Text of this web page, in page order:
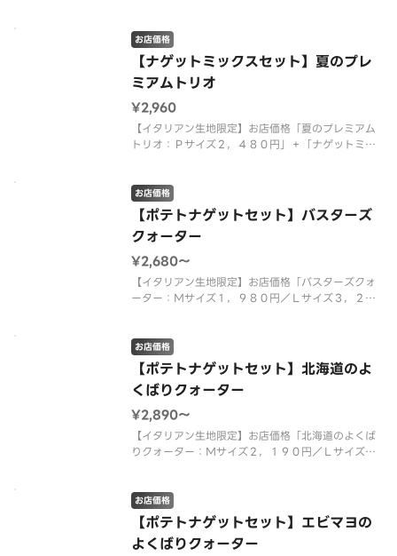
＞ 熟成サラミ・モッツァレラ・チェリートマト・
粗びきソーセージ・ポテト（オニオ
【ナゲットミックスセット】夏のプレ
ミアムトリオ
お店価格
¥2,960
【イタリアン生地限定】お店価格「夏のプレミアム
トリオ：Ｐサイズ２，４８０円」＋「ナゲットミッ
ソース＞ ガーリックグリルビーフ・ダイスオニオ
ン・大海老・特製ガーリックソー
【ポテトナゲットセット】バスターズ
クォーター
お店価格
¥2,680〜
【イタリアン生地限定】お店価格「バスターズクォ
ーター：Ｍサイズ１，９８０円／Ｌサイズ３，２４
４個入（マスタードソース）：３００円」を組み合
わせた特別なセット商品です。
【ポテトナゲットセット】北海道のよ
くばりクォーター
お店価格
¥2,890〜
【イタリアン生地限定】お店価格「北海道のよくば
りクォーター：Ｍサイズ２，１９０円／Ｌサイズ
ナゲット４個入（マスタードソース）：３００円」
を組み合わせた特別なセット商品で
【ポテトナゲットセット】エビマヨの
よくばりクォーター
お店価格